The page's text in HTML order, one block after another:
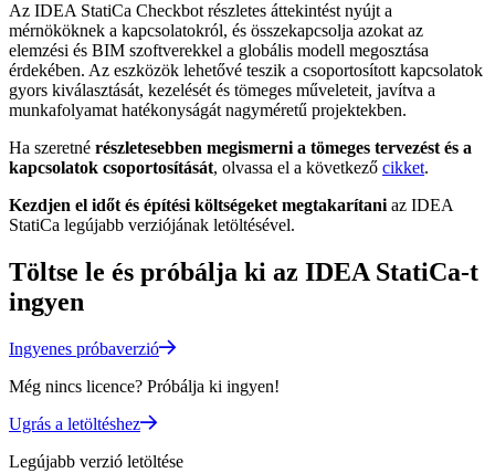
Az IDEA StatiCa Checkbot részletes áttekintést nyújt a
mérnököknek a kapcsolatokról, és összekapcsolja azokat az
elemzési és BIM szoftverekkel a globális modell megosztása
érdekében. Az eszközök lehetővé teszik a csoportosított kapcsolatok
gyors kiválasztását, kezelését és tömeges műveleteit, javítva a
munkafolyamat hatékonyságát nagyméretű projektekben.
Ha szeretné részletesebben megismerni a tömeges tervezést és a
kapcsolatok csoportosítását, olvassa el a következő cikket.
Kezdjen el időt és építési költségeket megtakarítani az IDEA
StatiCa legújabb verziójának letöltésével.
Töltse le és próbálja ki az IDEA StatiCa-t
ingyen
Ingyenes próbaverzió
Még nincs licence? Próbálja ki ingyen!
Ugrás a letöltéshez
Legújabb verzió letöltése